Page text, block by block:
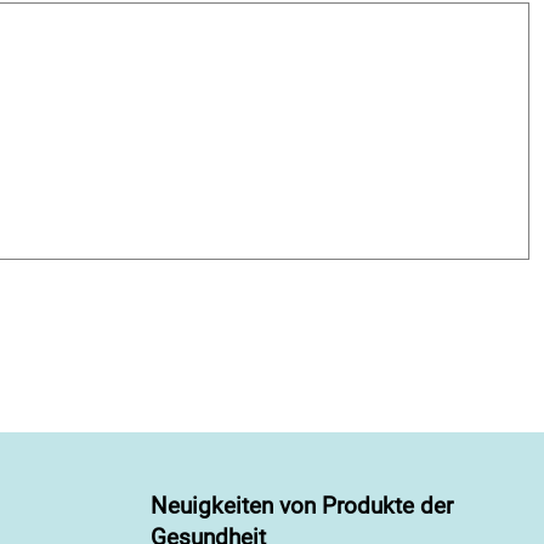
Neuigkeiten von Produkte der
Gesundheit